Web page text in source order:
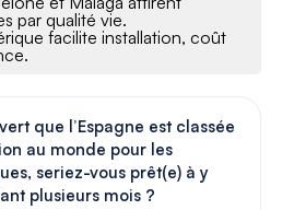
par qualité vie.
facilite installation, coût
que l’Espagne est classée
au monde pour les
seriez-vous prêt(e) à y
plusieurs mois ?